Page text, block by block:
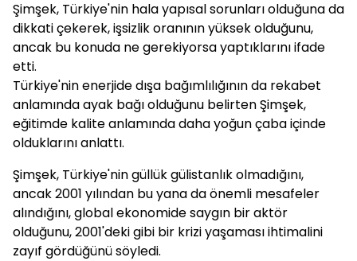
Şimşek, Türkiye'nin hala yapısal sorunları olduğuna da
dikkati çekerek, işsizlik oranının yüksek olduğunu,
ancak bu konuda ne gerekiyorsa yaptıklarını ifade
etti.
Türkiye'nin enerjide dışa bağımlılığının da rekabet
anlamında ayak bağı olduğunu belirten Şimşek,
eğitimde kalite anlamında daha yoğun çaba içinde
olduklarını anlattı.
Şimşek, Türkiye'nin güllük gülistanlık olmadığını,
ancak 2001 yılından bu yana da önemli mesafeler
alındığını, global ekonomide saygın bir aktör
olduğunu, 2001'deki gibi bir krizi yaşaması ihtimalini
zayıf gördüğünü söyledi.